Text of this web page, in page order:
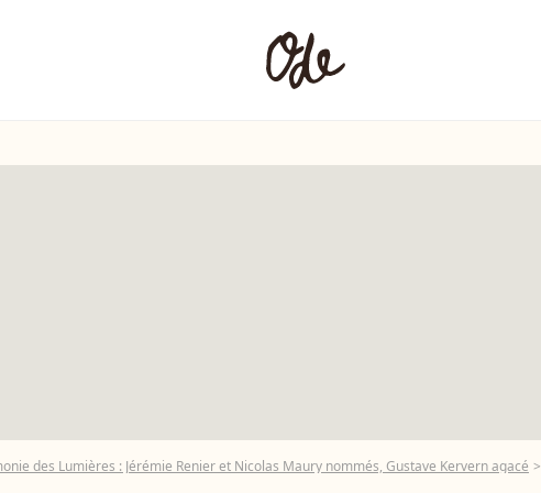
des Lumières : Jérémie Renier et Nicolas Maury nommés, Gustave Kervern agacé